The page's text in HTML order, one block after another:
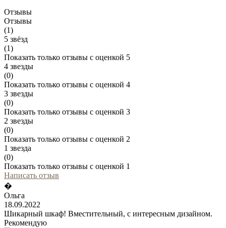
Отзывы
Отзывы
(1)
5 звёзд
(1)
Показать только отзывы с оценкой 5
4 звезды
(0)
Показать только отзывы с оценкой 4
3 звезды
(0)
Показать только отзывы с оценкой 3
2 звезды
(0)
Показать только отзывы с оценкой 2
1 звезда
(0)
Показать только отзывы с оценкой 1
Написать отзыв
�
Ольга
18.09.2022
Шикарный шкаф! Вместительный, с интересным дизайном.
Рекомендую